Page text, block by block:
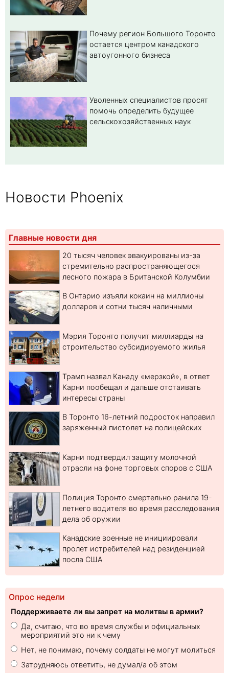
Почему регион Большого Торонто
остается центром канадского
автоугонного бизнеса
Уволенных специалистов просят
помочь определить будущее
сельскохозяйственных наук
Новости Phoenix
Главные новости дня
20 тысяч человек эвакуированы из-за
стремительно распространяющегося
лесного пожара в Британской Колумбии
В Онтарио изъяли кокаин на миллионы
долларов и сотни тысяч наличными
Мэрия Торонто получит миллиарды на
строительство субсидируемого жилья
Трамп назвал Канаду «мерзкой», в ответ
Карни пообещал и дальше отстаивать
интересы страны
В Торонто 16-летний подросток направил
заряженный пистолет на полицейских
Карни подтвердил защиту молочной
отрасли на фоне торговых споров с США
Полиция Торонто смертельно ранила 19-
летнего водителя во время расследования
дела об оружии
Канадские военные не инициировали
пролет истребителей над резиденцией
посла США
Опрос недели
Поддерживаете ли вы запрет на молитвы в армии?
Да, считаю, что во время службы и официальных
мероприятий это ни к чему
Нет, не понимаю, почему солдаты не могут молиться
Затрудняюсь ответить, не думал/а об этом